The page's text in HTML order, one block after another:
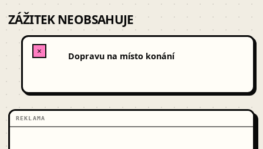
ZÁŽITEK NEOBSAHUJE
✕ Dopravu na místo konání
REKLAMA